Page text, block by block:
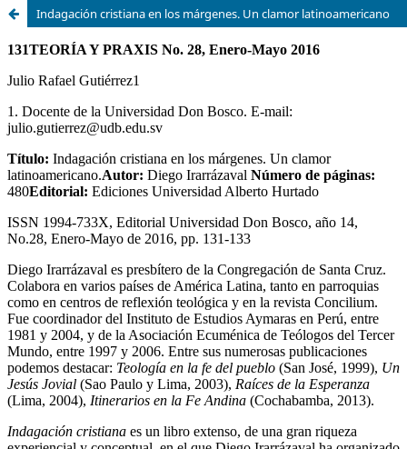
Indagación cristiana en los márgenes. Un clamor latinoamericano